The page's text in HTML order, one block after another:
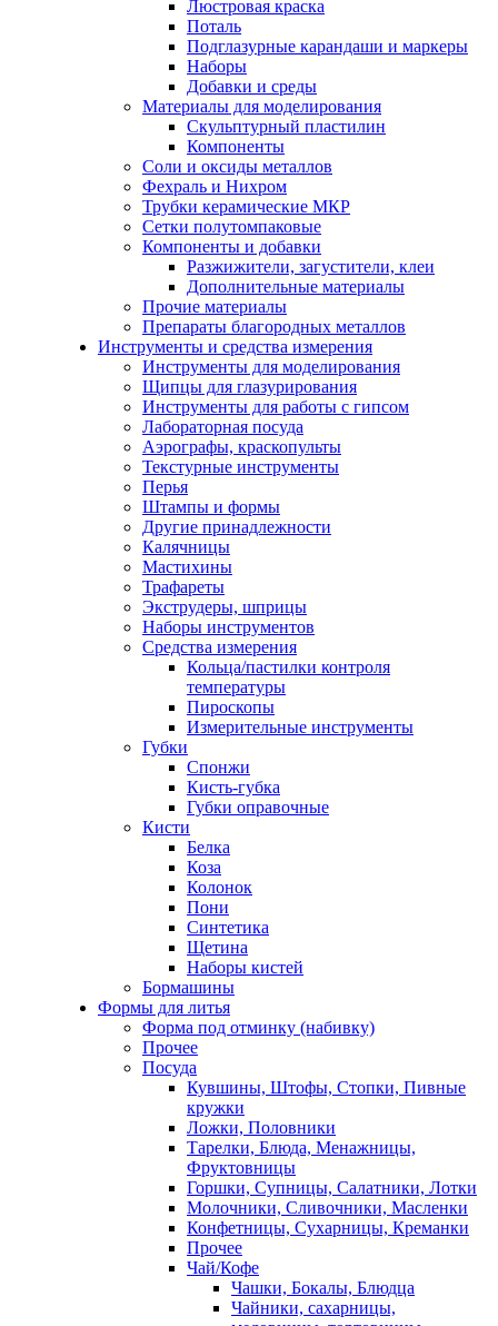
Люстровая краска
Поталь
Подглазурные карандаши и маркеры
Наборы
Добавки и среды
Материалы для моделирования
Скульптурный пластилин
Компоненты
Соли и оксиды металлов
Фехраль и Нихром
Трубки керамические МКР
Сетки полутомпаковые
Компоненты и добавки
Разжижители, загустители, клеи
Дополнительные материалы
Прочие материалы
Препараты благородных металлов
Инструменты и средства измерения
Инструменты для моделирования
Щипцы для глазурирования
Инструменты для работы с гипсом
Лабораторная посуда
Аэрографы, краскопульты
Текстурные инструменты
Перья
Штампы и формы
Другие принадлежности
Калячницы
Мастихины
Трафареты
Экструдеры, шприцы
Наборы инструментов
Средства измерения
Кольца/пастилки контроля
температуры
Пироскопы
Измерительные инструменты
Губки
Спонжи
Кисть-губка
Губки оправочные
Кисти
Белка
Коза
Колонок
Пони
Синтетика
Щетина
Наборы кистей
Бормашины
Формы для литья
Форма под отминку (набивку)
Прочее
Посуда
Кувшины, Штофы, Стопки, Пивные
кружки
Ложки, Половники
Тарелки, Блюда, Менажницы,
Фруктовницы
Горшки, Супницы, Салатники, Лотки
Молочники, Сливочники, Масленки
Конфетницы, Сухарницы, Креманки
Прочее
Чай/Кофе
Чашки, Бокалы, Блюдца
Чайники, сахарницы,